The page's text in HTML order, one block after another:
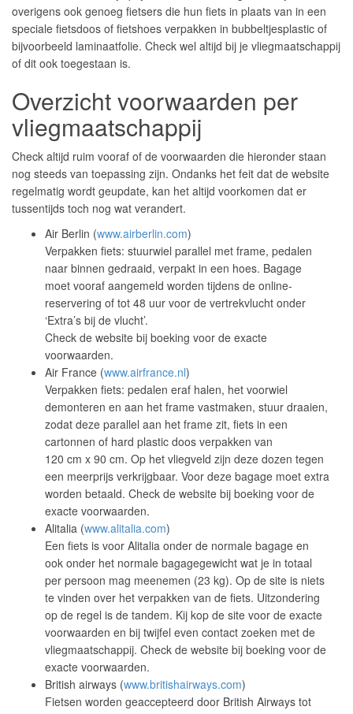
overigens ook genoeg fietsers die hun fiets in plaats van in een
speciale fietsdoos of fietshoes verpakken in bubbeltjesplastic of
bijvoorbeeld laminaatfolie. Check wel altijd bij je vliegmaatschappij
of dit ook toegestaan is.
Overzicht voorwaarden per
vliegmaatschappij
Check altijd ruim vooraf of de voorwaarden die hieronder staan
nog steeds van toepassing zijn. Ondanks het feit dat de website
regelmatig wordt geupdate, kan het altijd voorkomen dat er
tussentijds toch nog wat verandert.
Air Berlin (www.airberlin.com)
Verpakken fiets: stuurwiel parallel met frame, pedalen
naar binnen gedraaid, verpakt in een hoes. Bagage
moet vooraf aangemeld worden tijdens de online-
reservering of tot 48 uur voor de vertrekvlucht onder
‘Extra’s bij de vlucht’.
Check de website bij boeking voor de exacte
voorwaarden.
Air France (www.airfrance.nl)
Verpakken fiets: pedalen eraf halen, het voorwiel
demonteren en aan het frame vastmaken, stuur draaien,
zodat deze parallel aan het frame zit, fiets in een
cartonnen of hard plastic doos verpakken van
120 cm x 90 cm. Op het vliegveld zijn deze dozen tegen
een meerprijs verkrijgbaar. Voor deze bagage moet extra
worden betaald. Check de website bij boeking voor de
exacte voorwaarden.
Alitalia (www.alitalia.com)
Een fiets is voor Alitalia onder de normale bagage en
ook onder het normale bagagegewicht wat je in totaal
per persoon mag meenemen (23 kg). Op de site is niets
te vinden over het verpakken van de fiets. Uitzondering
op de regel is de tandem. Kij kop de site voor de exacte
voorwaarden en bij twijfel even contact zoeken met de
vliegmaatschappij. Check de website bij boeking voor de
exacte voorwaarden.
British airways (www.britishairways.com)
Fietsen worden geaccepteerd door British Airways tot